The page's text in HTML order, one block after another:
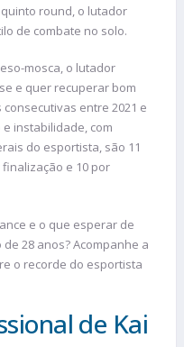
round, o lutador
de combate no solo.
mosca, o lutador
e quer recuperar bom
entre 2021 e
instabilidade, com
do esportista, são 11
e 10 por
e o que esperar de
28 anos? Acompanhe a
o recorde do esportista
de Kai